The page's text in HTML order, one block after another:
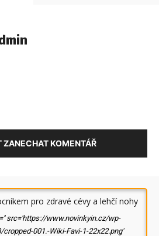
ZANECHAT KOMENTÁŘ
pro zdravé cévy a lehčí nohy
src='https://www.novinkyin.cz/wp-
001.-Wiki-Favi-1-22x22.png'